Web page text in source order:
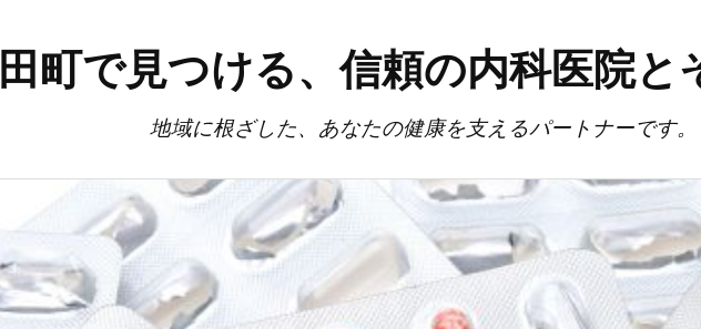
田町で見つける、信頼の内科医院と
地域に根ざした、あなたの健康を支えるパートナーです。